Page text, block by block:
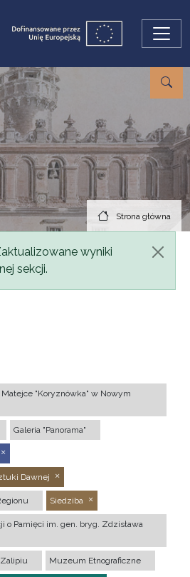
Strona główna
wyniki
sekcji.
"Koryznówka" w Nowym
Galeria "Panorama"
Dawnej
Siedziba
o Pamięci im. gen. bryg. Zdzisława
Zalipiu Muzeum Etnograficzne